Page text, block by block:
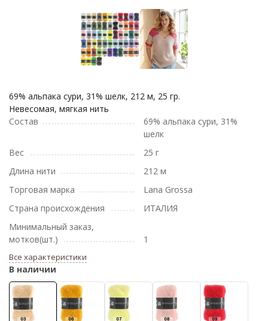
69% альпака сури, 31% шелк, 212 м, 25 гр.
Невесомая, мягкая нить
Состав
69% альпака сури, 31%
шелк
Вес
25 г
Длина нити
212 м
Торговая марка
Lana Grossa
Страна происхождения
ИТАЛИЯ
Минимальный заказ,
мотков(шт.)
1
Все характеристики
В наличии